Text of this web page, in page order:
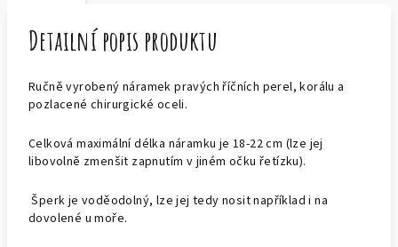
Detailní popis produktu
Ručně vyrobený náramek pravých říčních perel, korálu a
pozlacené chirurgické oceli.
Celková maximální délka náramku je 18-22 cm (lze jej
libovolně zmenšit zapnutím v jiném očku řetízku).
Šperk je voděodolný, lze jej tedy nosit například i na
dovolené u moře.